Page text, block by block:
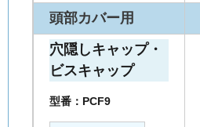
頭部カバー用
穴隠しキャップ・
ビスキャップ
型番：PCF9